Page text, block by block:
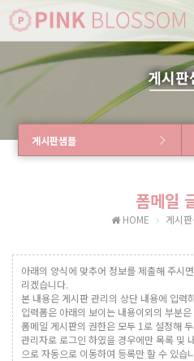
게시판
게시판샘플
폼메일
HOME 게시
아래의 양식에 맞추어 정보를 제출해 주시
리겠습니다.
본 내용은 게시판 관리의 상단 내용에 입력
입력폼은 아래의 보이는 내용이외의 부분
폼메일 게시판의 권한은 모두 1로 설정해
관리자로 로그인 하였을 경우에만 목록 및
으로 자동으로 이동하여 등록만 할 수 있습